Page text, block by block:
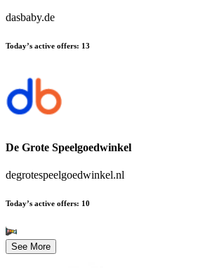
dasbaby.de
Today’s active offers: 13
De Grote Speelgoedwinkel
degrotespeelgoedwinkel.nl
Today’s active offers: 10
See More